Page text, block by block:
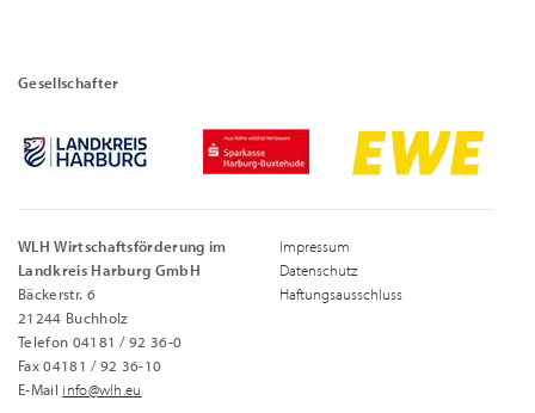
Gesellschafter
WLH Wirtschaftsförderung im
Landkreis Harburg GmbH
Bäckerstr. 6
21244 Buchholz
Telefon 04181 / 92 36-0
Fax 04181 / 92 36-10
E-Mail info@wlh.eu
Impressum
Datenschutz
Haftungsausschluss